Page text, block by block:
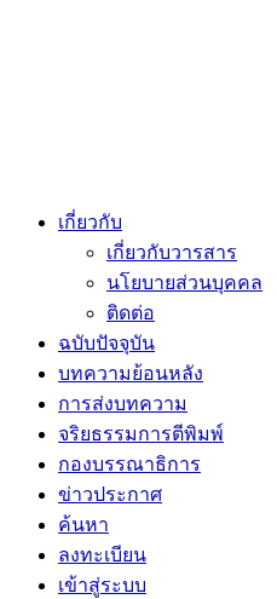
เกี่ยวกับ
เกี่ยวกับวารสาร
นโยบายส่วนบุคคล
ติดต่อ
ฉบับปัจจุบัน
บทความย้อนหลัง
การส่งบทความ
จริยธรรมการตีพิมพ์
กองบรรณาธิการ
ข่าวประกาศ
ค้นหา
ลงทะเบียน
เข้าสู่ระบบ